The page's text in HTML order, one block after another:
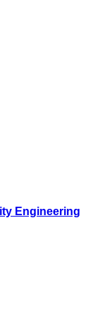
Engineering